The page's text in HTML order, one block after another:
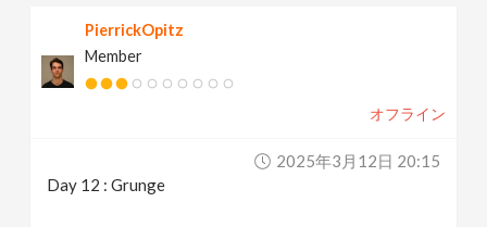
PierrickOpitz
Member
オフライン
2025年3月12日 20:15
Day 12 : Grunge